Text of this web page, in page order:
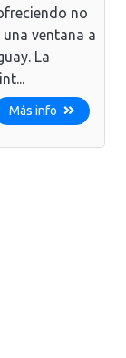
no
ventana a
La
Más info